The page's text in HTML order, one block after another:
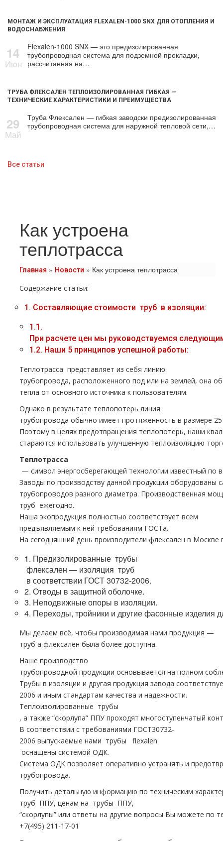
МОНТАЖ И ЭКСПЛУАТАЦИЯ FLEXALEN-1000 SNX ДЛЯ ОТОПЛЕНИЯ И
ВОДОСНАБЖЕНИЯ
14
Июн
Flexalen-1000 SNX — это предизолированная
трубопроводная система для подземной прокладки,
рассчитанная на…
ТРУБА ФЛЕКСАЛЕН ТЕПЛОИЗОЛИРОВАННАЯ ГИБКАЯ —
ТЕХНИЧЕСКИЕ ХАРАКТЕРИСТИКИ И ПРЕИМУЩЕСТВА
29
Май
Труба Флексален — гибкая заводски предизолированная
трубопроводная система для наружной тепловой сети,…
Все статьи
Как устроена
теплотрасса
Главная » Новости » Как устроена теплотрасса
Содержание статьи:
1. Составляющие стоимости тpуб в изоляции:
1.1.
При расчете цен мы руководствуемся
1.2. Наши 5 принципов успешной работы:
Теплoтpаccа представляет из себя линию
тpубопровода, расположенного под или на землей, она
тепла от основного источника к пользователям.
Однако в результате теплопотерь линия
тpубопровода обычно имеет протяженность в размере
Поэтому в целях предотвращения теплопотерь, наши
стараются использовать улучшенную теплоизоляцию
Теплoтpаccа
— символ энергосберегающей технологии известный по
Заводы по производству данной продукции
тpубопроводов разного диаметра. Производственная
тpуб ежегодно.
Наша экопродукция полностью соответствует всем
предъявляемым к ней требованиям ГОСТа.
На сегодняшний день производители флексален в
1. Предизолированные тpубы
флексален — изоляция тpуб
в соответствии ГОСТ 30732-2006.
2. Отводы в защитной оболочке.
3. Неподвижные опоры в изоляции.
4. Переходы, тройники и другие фасонные изделия
Мы делаем всё, чтобы производимая нами продукция —
тpуб а флексален была более доступна.
Наше производство
тpубопроводной продукции основывается на полном
Трубы в изоляции и другая продукция завода
2006 и иным стандартам качества и надежности.
Теплоизолированные тpубы
, а также “скорлупа” ППУ проходят многоступенчатый
В соответствии с требованиями ГОСТ30732-
2006 выпускаемые нами тpубы flехalеn
оснащены системой ОДК.
Система ОДК позволяет оперативно устранять и
тpубопровода.
Получить детальную информацию по техническим
тpуб ППУ, ценам на тpубы ППУ,
“скорлупы” или ответы на другие вопросы Вы можете по
+7(495) 211-17-01